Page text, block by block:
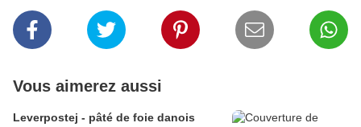
Vous aimerez aussi
Leverpostej - pâté de foie danois